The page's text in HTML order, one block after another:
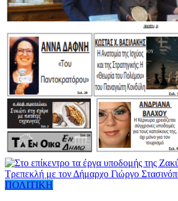
ΠΟΛΙΤΙΚΗ